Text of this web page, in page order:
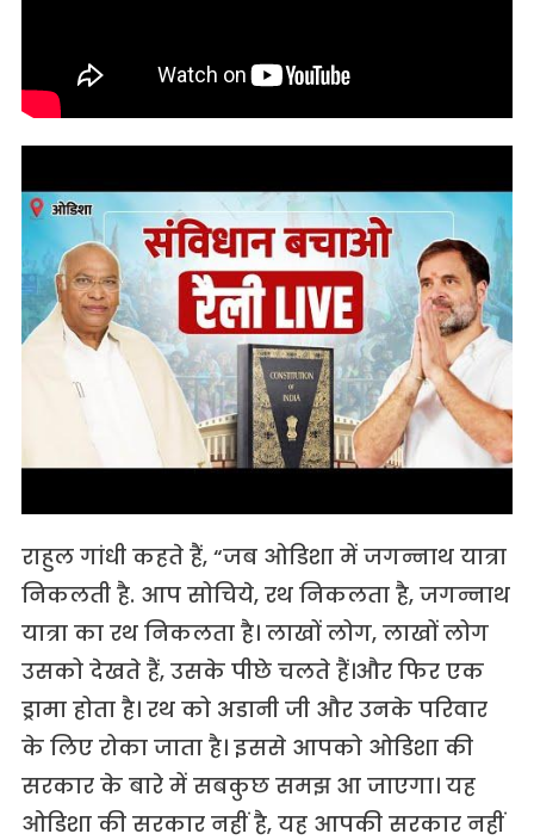
राहुल गांधी कहते हैं, “जब ओडिशा में जगन्नाथ यात्रा
निकलती है. आप सोचिये, रथ निकलता है, जगन्नाथ
यात्रा का रथ निकलता है। लाखों लोग, लाखों लोग
उसको देखते हैं, उसके पीछे चलते हैं।और फिर एक
ड्रामा होता है। रथ को अडानी जी और उनके परिवार
के लिए रोका जाता है। इससे आपको ओडिशा की
सरकार के बारे में सबकुछ समझ आ जाएगा। यह
ओडिशा की सरकार नहीं है, यह आपकी सरकार नहीं